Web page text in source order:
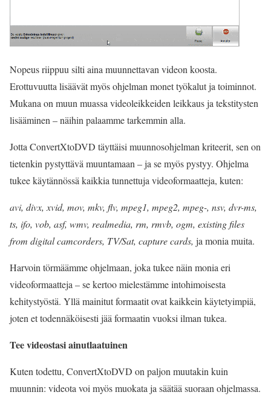
Nopeus riippuu silti aina muunnettavan videon koosta.
Erottuvuutta lisäävät myös ohjelman monet työkalut ja toiminnot.
Mukana on muun muassa videoleikkeiden leikkaus ja tekstitysten
lisääminen – näihin palaamme tarkemmin alla.
Jotta ConvertXtoDVD täyttäisi muunnosohjelman kriteerit, sen on
tietenkin pystyttävä muuntamaan – ja se myös pystyy. Ohjelma
tukee käytännössä kaikkia tunnettuja videoformaatteja, kuten:
avi, divx, xvid, mov, mkv, flv, mpeg1, mpeg2, mpeg-, nsv, dvr-ms,
ts, ifo, vob, asf, wmv, realmedia, rm, rmvb, ogm, existing files
from digital camcorders, TV/Sat, capture cards, ja monia muita.
Harvoin törmäämme ohjelmaan, joka tukee näin monia eri
videoformaatteja – se kertoo mielestämme intohimoisesta
kehitystyöstä. Yllä mainitut formaatit ovat kaikkein käytetyimpiä,
joten et todennäköisesti jää formaatin vuoksi ilman tukea.
Tee videostasi ainutlaatuinen
Kuten todettu, ConvertXtoDVD on paljon muutakin kuin
muunnin: videota voi myös muokata ja säätää suoraan ohjelmassa.